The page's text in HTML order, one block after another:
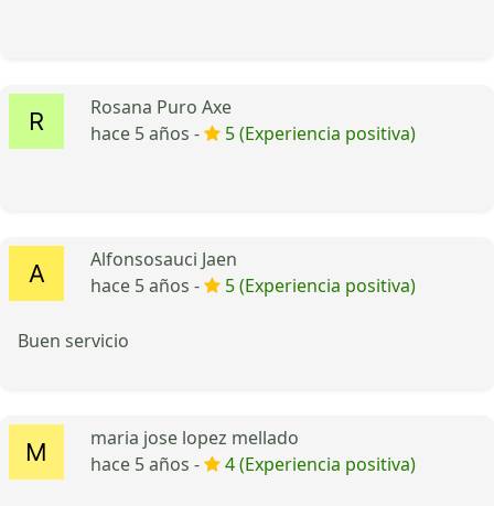
Rosana Puro Axe
hace 5 años -
5 (Experiencia positiva)
Alfonsosauci Jaen
hace 5 años -
5 (Experiencia positiva)
Buen servicio
maria jose lopez mellado
hace 5 años -
4 (Experiencia positiva)